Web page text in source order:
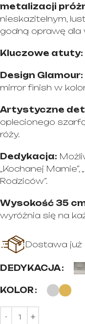
metalizacji
nieskazitelnym,
godną oprawę dla
Kluczowe atuty:
Design Glamour:
mirror finish w
Artystyczne
oplecionego
róży.
Dedykacja:
„Kochanej Mamie”,
Rodziców”.
Wysokość 35
wyróżnia się na
Dostawa już
DEDYKACJA
KOLOR